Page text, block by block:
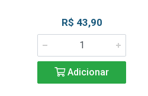
R$ 43,90
Adicionar